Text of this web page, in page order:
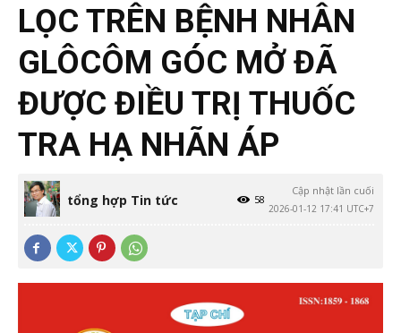
LỌC TRÊN BỆNH NHÂN
GLÔCÔM GÓC MỞ ĐÃ
ĐƯỢC ĐIỀU TRỊ THUỐC
TRA HẠ NHÃN ÁP
tổng hợp Tin tức
Cập nhật lần cuối
2026-01-12 17:41 UTC+7
58